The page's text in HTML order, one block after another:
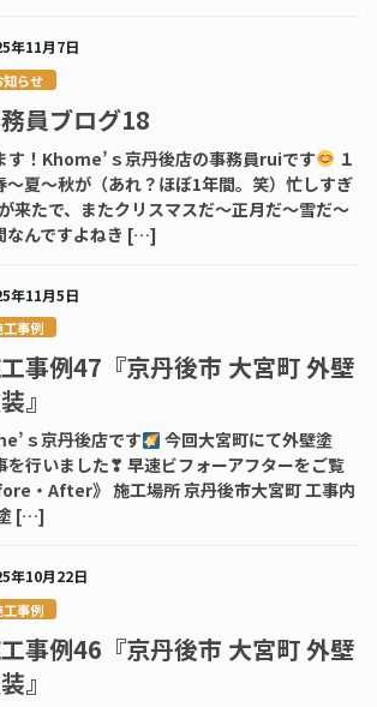
年11月7日
知らせ
員ブログ18
す！Khome’ｓ京丹後店の事務員ruiです
１
～夏～秋が（あれ？ほぼ1年間。笑）忙しすぎ
来たで、またクリスマスだ～正月だ～雪だ～
なんですよねき […]
年11月5日
工事例
事例47『京丹後市 大宮町 外壁
』
ｓ京丹後店です
今回大宮町にて外壁塗
を行いました❣ 早速ビフォーアフターをご覧
・After》 施工場所 京丹後市大宮町 工事内
[…]
年10月22日
工事例
事例46『京丹後市 大宮町 外壁
』